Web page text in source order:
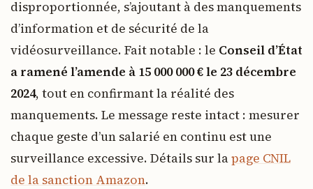
disproportionnée, s’ajoutant à des manquements
d’information et de sécurité de la
vidéosurveillance. Fait notable : le Conseil d’État
a ramené l’amende à 15 000 000 € le 23 décembre
2024, tout en confirmant la réalité des
manquements. Le message reste intact : mesurer
chaque geste d’un salarié en continu est une
surveillance excessive. Détails sur lapage CNIL
de la sanction Amazon.